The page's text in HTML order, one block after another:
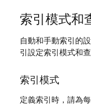
索引模式和
自動和手動索引的
引設定索引模式和查
索引模式
定義索引時，請為